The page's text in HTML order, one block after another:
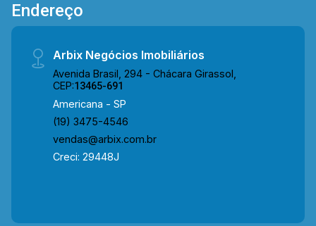
Endereço
Arbix Negócios Imobiliários
Avenida Brasil, 294 - Chácara Girassol,
CEP:13465-691
Americana - SP
(19) 3475-4546
vendas@arbix.com.br
Creci: 29448J